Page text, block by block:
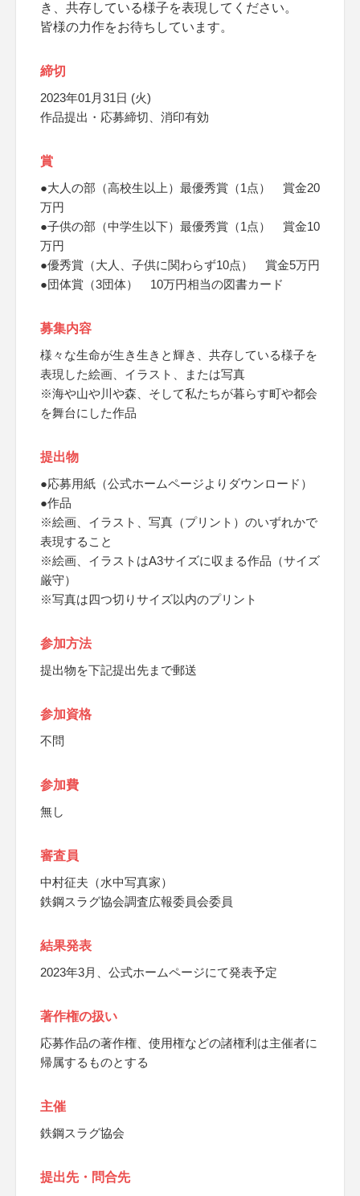
き、共存している様子を表現してください。
皆様の力作をお待ちしています。
締切
2023年01月31日 (火)
作品提出・応募締切、消印有効
賞
●大人の部（高校生以上）最優秀賞（1点） 賞金20
万円
●子供の部（中学生以下）最優秀賞（1点） 賞金10
万円
●優秀賞（大人、子供に関わらず10点） 賞金5万円
●団体賞（3団体） 10万円相当の図書カード
募集内容
様々な生命が生き生きと輝き、共存している様子を
表現した絵画、イラスト、または写真
※海や山や川や森、そして私たちが暮らす町や都会
を舞台にした作品
提出物
●応募用紙（公式ホームページよりダウンロード）
●作品
※絵画、イラスト、写真（プリント）のいずれかで
表現すること
※絵画、イラストはA3サイズに収まる作品（サイズ
厳守）
※写真は四つ切りサイズ以内のプリント
参加方法
提出物を下記提出先まで郵送
参加資格
不問
参加費
無し
審査員
中村征夫（水中写真家）
鉄鋼スラグ協会調査広報委員会委員
結果発表
2023年3月、公式ホームページにて発表予定
著作権の扱い
応募作品の著作権、使用権などの諸権利は主催者に
帰属するものとする
主催
鉄鋼スラグ協会
提出先・問合先